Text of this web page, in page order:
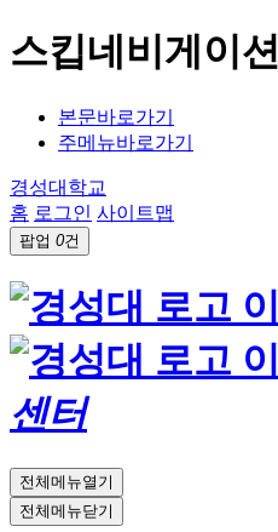
스킵네비게이션
본문바로가기
주메뉴바로가기
경성대학교
홈 로그인 사이트맵
팝업 0건
센터
전체메뉴열기
전체메뉴닫기